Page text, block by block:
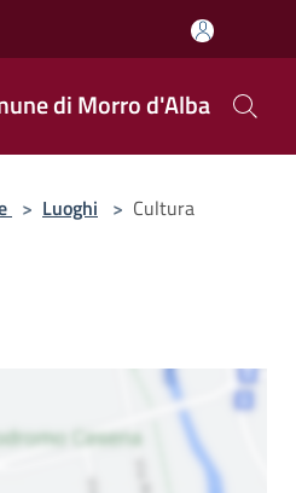
di Morro d'Alba
> Luoghi > Cultura